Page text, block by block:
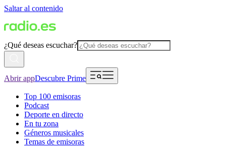
Saltar al contenido
¿Qué deseas escuchar?
Abrir appDescubre Prime
Top 100 emisoras
Podcast
Deporte en directo
En tu zona
Géneros musicales
Temas de emisoras